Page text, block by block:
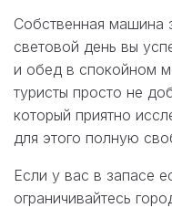
Собственная машина
световой день вы
и обед в спокойном
туристы просто не
который приятно
для этого полную
Если у вас в запасе
ограничивайтесь